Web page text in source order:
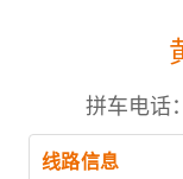
拼车电话
线路信息